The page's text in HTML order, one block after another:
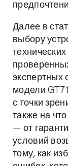
Далее в
выбору
экспертных
модели
с точки
также на
— от
условий
тому, как